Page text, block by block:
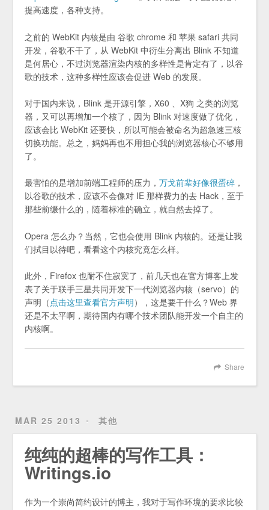
提高速度，各种支持。
之前的 WebKit 内核是由 谷歌 chrome 和 苹果 safari 共同
开发，谷歌不干了，从 WebKit 中衍生分离出 Blink 不知道
是何居心，不过浏览器渲染内核的多样性是肯定有了，以谷
歌的技术，这种多样性应该会促进 Web 的发展。
对于国内来说，Blink 是开源引擎，X60 、X狗 之类的浏览
器，又可以再增加一个核了，因为 Blink 对速度做了优化，
应该会比 WebKit 还要快，所以可能会被命名为超急速三核
切换功能。总之，妈妈再也不用担心我的浏览器核心不够用
了。
最害怕的是增加前端工程师的压力， 万戈前辈好像很蛋碎 ，
以谷歌的技术，应该不会像对 IE 那样费力的去 Hack，至于
那些前缀什么的，随着标准的确立，就自然去掉了。
Opera 怎么办？当然，它也会使用 Blink 内核的。还是让我
们拭目以待吧，看看这个内核究竟怎么样。
此外，Firefox 也耐不住寂寞了，前几天也在官方博客上发
表了关于联手三星共同开发下一代浏览器内核（servo）的
声明（点击这里查看官方声明），这是要干什么？Web 界
还是不太平啊，期待国内有哪个技术团队能开发一个自主的
内核啊。
Share
MAR 25 2013 其他
纯纯的超棒的写作工具：
Writings.io
作为一个崇尚简约设计的博主，我对于写作环境的要求比较